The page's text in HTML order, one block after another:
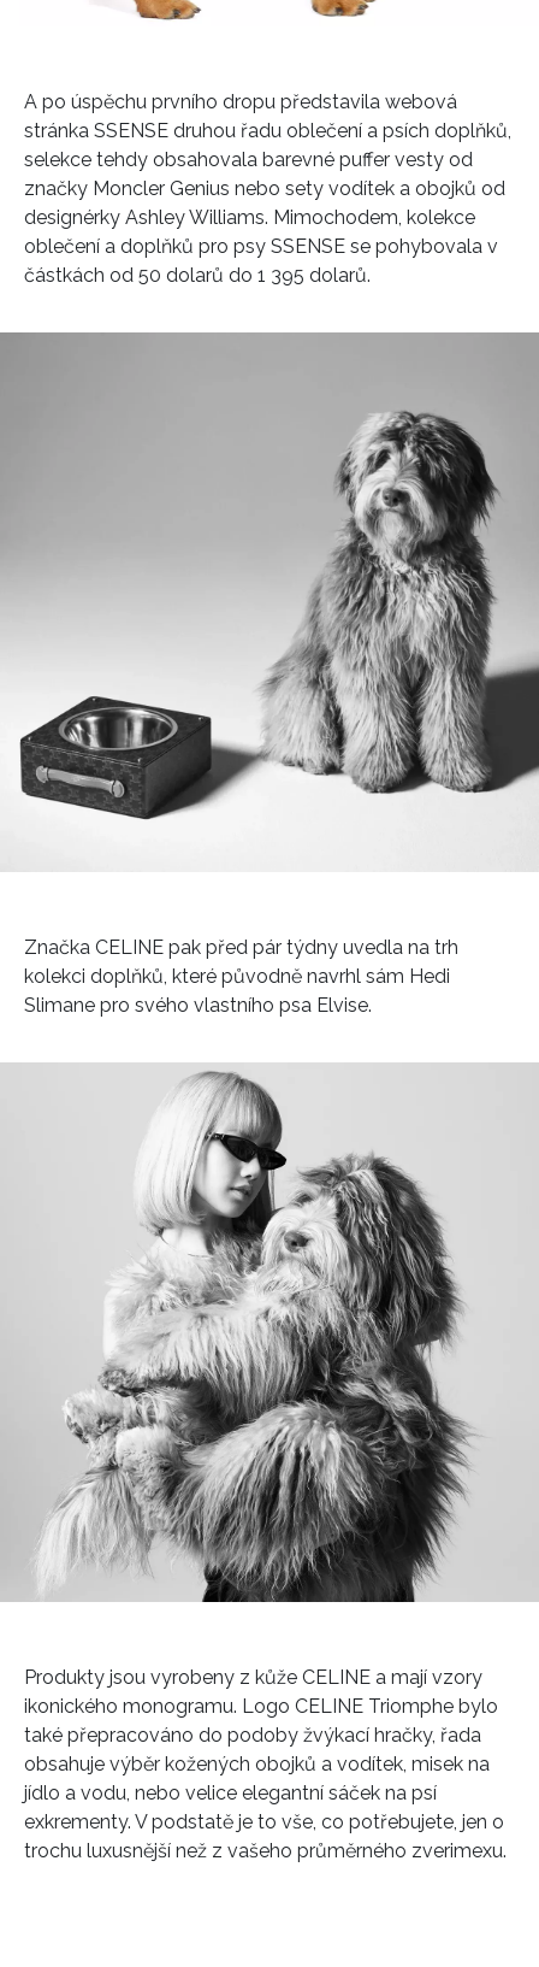
A po úspěchu prvního dropu představila webová
stránka SSENSE druhou řadu oblečení a psích doplňků,
selekce tehdy obsahovala barevné puffer vesty od
značky Moncler Genius nebo sety vodítek a obojků od
designérky Ashley Williams. Mimochodem, kolekce
oblečení a doplňků pro psy SSENSE se pohybovala v
částkách od 50 dolarů do 1 395 dolarů.
Značka CELINE pak před pár týdny uvedla na trh
kolekci doplňků, které původně navrhl sám Hedi
Slimane pro svého vlastního psa Elvise.
Produkty jsou vyrobeny z kůže CELINE a mají vzory
ikonického monogramu. Logo CELINE Triomphe bylo
také přepracováno do podoby žvýkací hračky, řada
obsahuje výběr kožených obojků a vodítek, misek na
jídlo a vodu, nebo velice elegantní sáček na psí
exkrementy. V podstatě je to vše, co potřebujete, jen o
trochu luxusnější než z vašeho průměrného zverimexu.